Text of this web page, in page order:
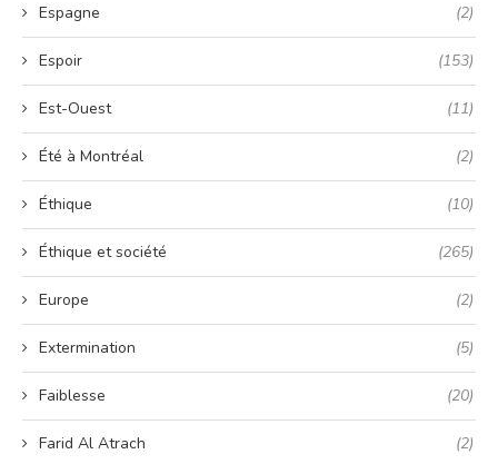
Espagne (2)
Espoir (153)
Est-Ouest (11)
Été à Montréal (2)
Éthique (10)
Éthique et société (265)
Europe (2)
Extermination (5)
Faiblesse (20)
Farid Al Atrach (2)